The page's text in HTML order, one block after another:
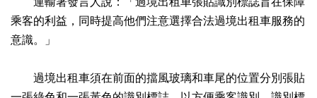
乘客的利益，同時提高他們注意選擇合法過境出租車服務的
意識。」
過境出租車須在前面的擋風玻璃和車尾的位置分別張貼